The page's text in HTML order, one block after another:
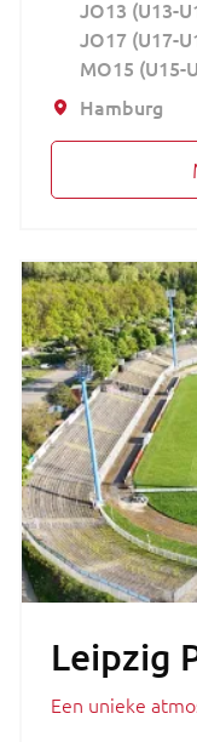
JO13 (U13-
JO17 (U17-
MO15 (U15-
Hamburg
Leipzig
Een unieke